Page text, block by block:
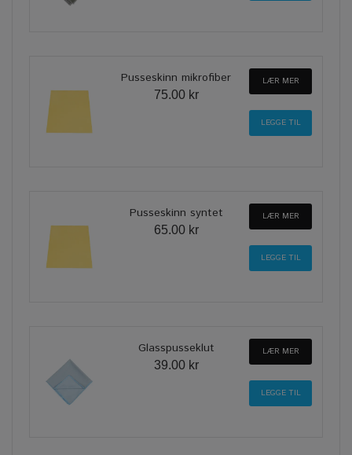
Pusseskinn mikrofiber
75.00 kr
LÆR MER
Pusseskinn syntet
65.00 kr
LÆR MER
Glasspusseklut
39.00 kr
LÆR MER